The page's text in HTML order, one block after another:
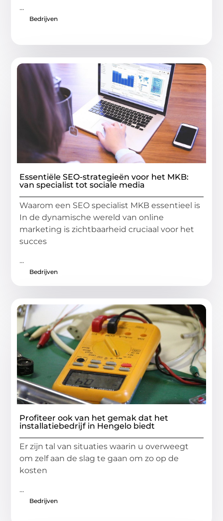
...
Bedrijven
Essentiële SEO-strategieën voor het MKB:
van specialist tot sociale media
Waarom een SEO specialist MKB essentieel is
In de dynamische wereld van online
marketing is zichtbaarheid cruciaal voor het
succes
...
Bedrijven
Profiteer ook van het gemak dat het
installatiebedrijf in Hengelo biedt
Er zijn tal van situaties waarin u overweegt
om zelf aan de slag te gaan om zo op de
kosten
...
Bedrijven